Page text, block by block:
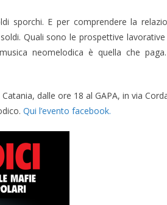
sporchi. E per comprendere la
Quali sono le prospettive
neomelodica è quella che
dalle ore 18 al GAPA, in via
Qui l’evento facebook.